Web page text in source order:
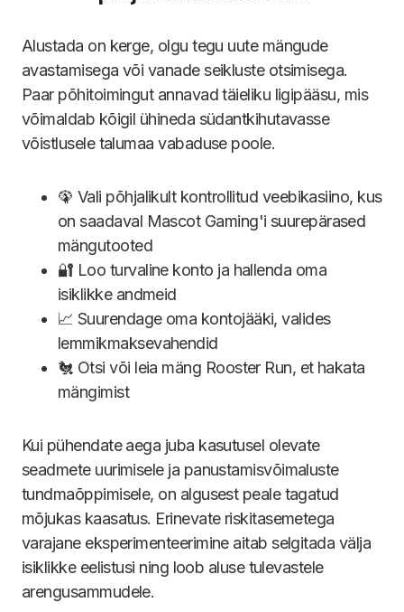
Alustada on kerge, olgu tegu uute mängude
avastamisega või vanade seikluste otsimisega.
Paar põhitoimingut annavad täieliku ligipääsu, mis
võimaldab kõigil ühineda südantkihutavasse
võistlusele talumaa vabaduse poole.
🦚 Vali põhjalikult kontrollitud veebikasiino, kus
on saadaval Mascot Gaming'i suurepärased
mängutooted
🔐 Loo turvaline konto ja hallenda oma
isiklikke andmeid
📈 Suurendage oma kontojääki, valides
lemmikmaksevahendid
🐔 Otsi või leia mäng Rooster Run, et hakata
mängimist
Kui pühendate aega juba kasutusel olevate
seadmete uurimisele ja panustamisvõimaluste
tundmaõppimisele, on algusest peale tagatud
mõjukas kaasatus. Erinevate riskitasemetega
varajane eksperimenteerimine aitab selgitada välja
isiklikke eelistusi ning loob aluse tulevastele
arengusammudele.